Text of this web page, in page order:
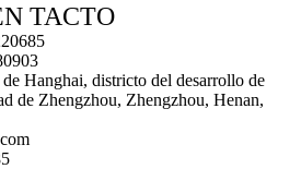
TACTO
Hanghai, districto del desarrollo de
de Zhengzhou, Zhengzhou, Henan,